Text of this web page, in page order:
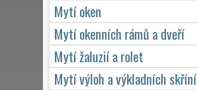
Mytí oken
Mytí okenních rámů a dveří
Mytí žaluzií a rolet
Mytí výloh a výkladních skříní